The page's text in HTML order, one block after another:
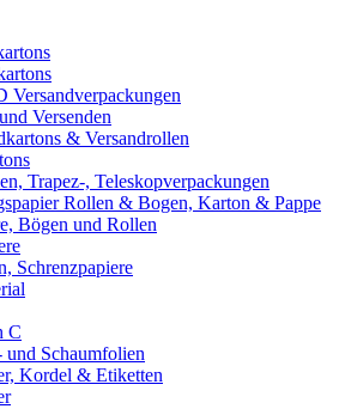
Versenden
& Versandrollen
Trapez-, Teleskopverpackungen
Rollen & Bogen, Karton & Pappe
Bögen und Rollen
Schrenzpapiere
C
und Schaumfolien
Kordel & Etiketten